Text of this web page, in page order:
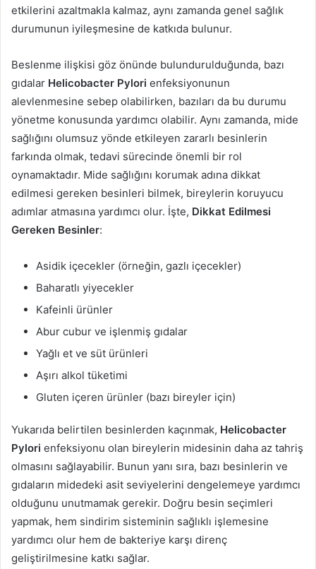
etkilerini azaltmakla kalmaz, aynı zamanda genel sağlık
durumunun iyileşmesine de katkıda bulunur.
Beslenme ilişkisi göz önünde bulundurulduğunda, bazı
gıdalar Helicobacter Pylori enfeksiyonunun
alevlenmesine sebep olabilirken, bazıları da bu durumu
yönetme konusunda yardımcı olabilir. Aynı zamanda, mide
sağlığını olumsuz yönde etkileyen zararlı besinlerin
farkında olmak, tedavi sürecinde önemli bir rol
oynamaktadır. Mide sağlığını korumak adına dikkat
edilmesi gereken besinleri bilmek, bireylerin koruyucu
adımlar atmasına yardımcı olur. İşte, Dikkat Edilmesi
Gereken Besinler:
Asidik içecekler (örneğin, gazlı içecekler)
Baharatlı yiyecekler
Kafeinli ürünler
Abur cubur ve işlenmiş gıdalar
Yağlı et ve süt ürünleri
Aşırı alkol tüketimi
Gluten içeren ürünler (bazı bireyler için)
Yukarıda belirtilen besinlerden kaçınmak, Helicobacter
Pylori enfeksiyonu olan bireylerin midesinin daha az tahriş
olmasını sağlayabilir. Bunun yanı sıra, bazı besinlerin ve
gıdaların midedeki asit seviyelerini dengelemeye yardımcı
olduğunu unutmamak gerekir. Doğru besin seçimleri
yapmak, hem sindirim sisteminin sağlıklı işlemesine
yardımcı olur hem de bakteriye karşı direnç
geliştirilmesine katkı sağlar.